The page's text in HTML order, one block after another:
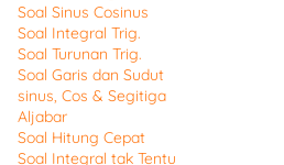
Soal Sinus Cosinus
Soal Integral Trig.
Soal Turunan Trig.
Soal Garis dan Sudut
sinus, Cos & Segitiga
Aljabar
Soal Hitung Cepat
Soal Integral tak Tentu